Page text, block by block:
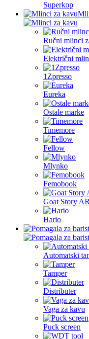
Superkop
Ručni mlinci
Električni
1Zpresso
Eureka
Ostale marke
Timemore
Fellow
Mlynko
Femobook
Goat Story
Hario
Automatski
Tamper
Distributer
Vaga za kavu
Puck screen